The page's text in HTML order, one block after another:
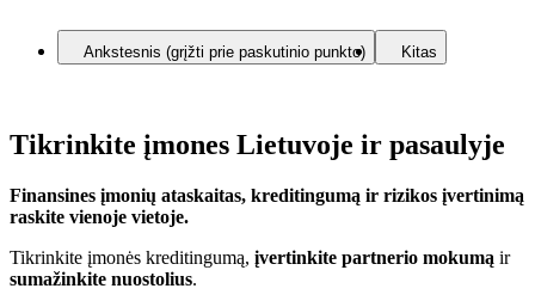
Ankstesnis (grįžti prie paskutinio punkto) Kitas
Tikrinkite įmones Lietuvoje ir pasaulyje
Finansines įmonių ataskaitas, kreditingumą ir rizikos įvertinimą
raskite vienoje vietoje.
Tikrinkite įmonės kreditingumą, įvertinkite partnerio mokumą ir
sumažinkite nuostolius.